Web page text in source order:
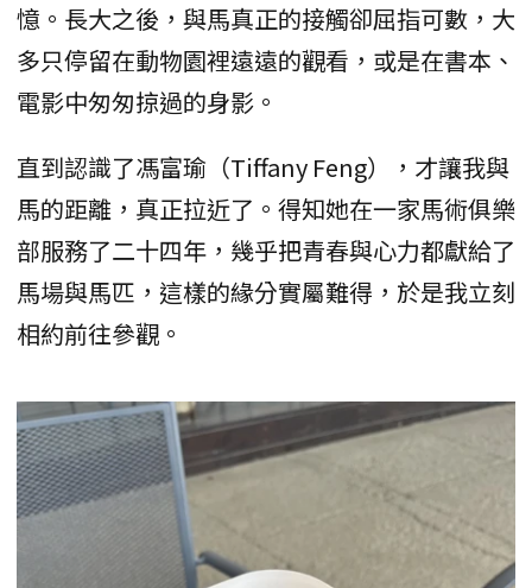
憶。長大之後，與馬真正的接觸卻屈指可數，大
多只停留在動物園裡遠遠的觀看，或是在書本、
電影中匆匆掠過的身影。
直到認識了馮富瑜（Tiffany Feng），才讓我與
馬的距離，真正拉近了。得知她在一家馬術俱樂
部服務了二十四年，幾乎把青春與心力都獻給了
馬場與馬匹，這樣的緣分實屬難得，於是我立刻
相約前往參觀。